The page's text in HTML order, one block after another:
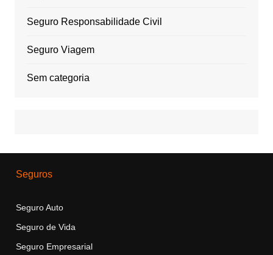
Seguro Responsabilidade Civil
Seguro Viagem
Sem categoria
Seguros
Seguro Auto
Seguro de Vida
Seguro Empresarial